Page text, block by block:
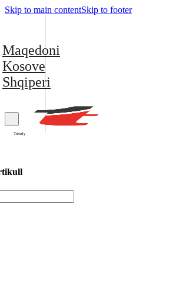
Skip to main contentSkip to footer
Maqedoni
Kosove
Shqiperi
Trendy